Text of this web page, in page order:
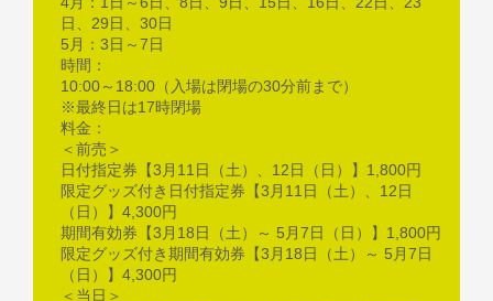
日、29日、30日
5月：3日～7日
時間：
10:00～18:00（入場は閉場の30分前まで）
※最終日は17時閉場
料金：
＜前売＞
日付指定券【3月11日（土）、12日（日）】1,800円
限定グッズ付き日付指定券【3月11日（土）、12日
（日）】4,300円
期間有効券【3月18日（土）～ 5月7日（日）】1,800円
限定グッズ付き期間有効券【3月18日（土）～ 5月7日
（日）】4,300円
＜当日＞